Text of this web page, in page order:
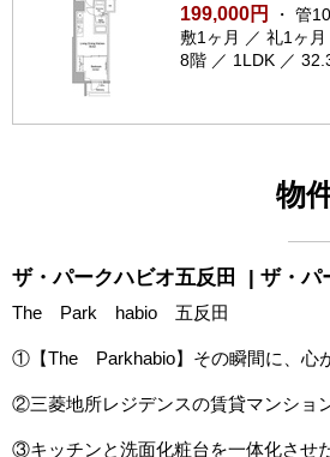
199,000円
・ 管
敷1ヶ月 ／ 礼1ヶ月
8階 ／ 1LDK ／
物
ザ・パークハビオ五反田 | ザ・パ
The Park habio 五反田
①【The Parkhabio】その瞬間に、心
②三菱地所レジデンスの賃貸マンショ
③キッチンと洗面化粧台を一体化させ